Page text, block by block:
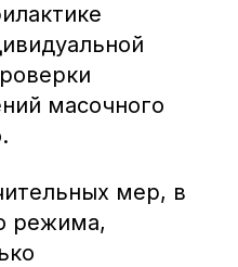
масочного
мер, в
режима,